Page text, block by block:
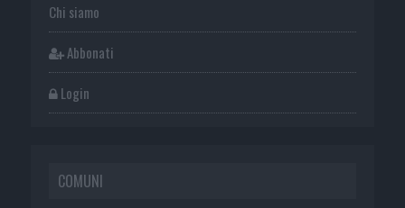
Chi siamo
Abbonati
Login
COMUNI